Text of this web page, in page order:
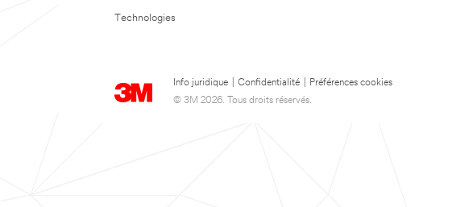
Technologies
Info juridique Confidentialité
Préférences cookies
© 3M 2026. Tous droits réservés.